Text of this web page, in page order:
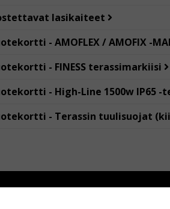
lasikaiteet
- AMOFLEX / AMOFIX -
- FINESS terassimarkiisi
- High-Line 1500w IP65
- Terassin tuulisuojat